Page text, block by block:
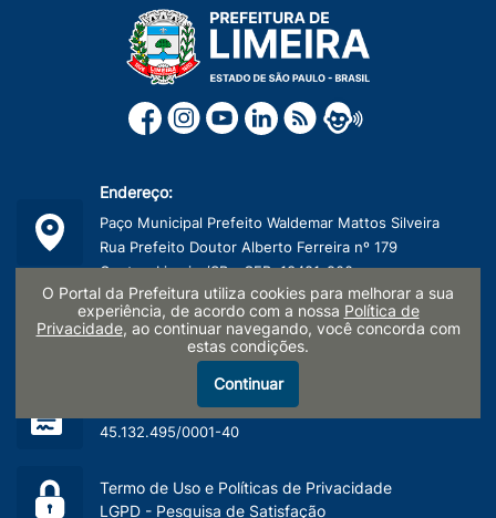
Endereço:
Paço Municipal Prefeito Waldemar Mattos Silveira
Rua Prefeito Doutor Alberto Ferreira nº 179
Centro, Limeira/SP - CEP: 13481-900
Telefone:
(19) 3404-9600
45.132.495/0001-40
Termo de Uso e Políticas de Privacidade
LGPD - Pesquisa de Satisfação
O Portal da Prefeitura utiliza cookies para melhorar a sua
experiência, de acordo com a nossa Política de
Privacidade, ao continuar navegando, você concorda com
estas condições.
Continuar